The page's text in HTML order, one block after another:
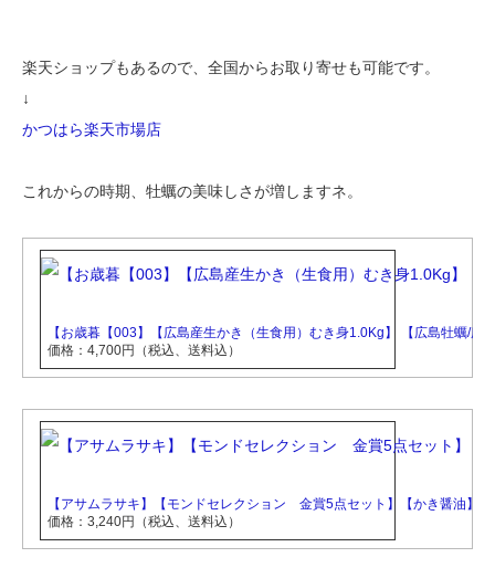
楽天ショップもあるので、全国からお取り寄せも可能です。
↓
かつはら楽天市場店
これからの時期、牡蠣の美味しさが増しますネ。
【お歳暮【003】【広島産生かき（生食用）むき身1.0Kg】 【広島牡蠣/
価格：4,700円（税込、送料込）
【アサムラサキ】【モンドセレクション 金賞5点セット】【かき醤油】
価格：3,240円（税込、送料込）